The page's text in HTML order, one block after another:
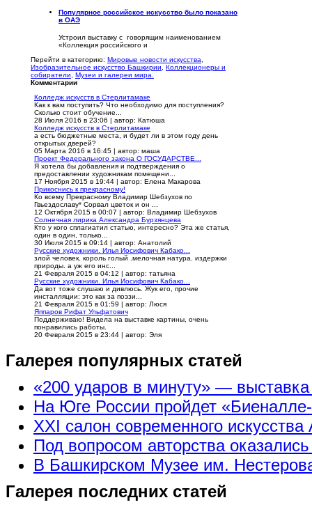
Популярное российское искусство было показано
в ОАЭ
Устроил выставку с говорящим наименованием
«Коллекция российского и
Перейти в категорию: Мировые новости искусства
Изобразительное искусство Башкирии
Коллекционеры и
собиратели
Музеи и галереи мира.
Комментарии
Колледж искусств в Стерлитамаке
Как к вам поступить? Что необходимо для поступления?
Сколько стоит обучение...
28 Июля 2016 в 23:06 | автор: Катюша
Колледж искусств в Стерлитамаке
а есть бюджетные места, и будет ли в этом году день
открытых дверей?
05 Марта 2016 в 16:45 | автор: маша
Проект Федерального закона О ГОСУДАРСТВЕ...
Я хотела бы добавления и подтверждения о
предоставлении художникам помещени...
17 Ноября 2015 в 19:44 | автор: Елена Макарова
Прикоснись к прекрасному!
Ко всему Прекрасному Владимир Шебзухов по
Гвьездославу* Сорвал цветок и он ...
12 Октября 2015 в 00:07 | автор: Владимир Шебзухов
Солнечная лирика Александра Бурзянцева
Кто у кого сплагиатил статью, интересно? Эта же статья,
один в один, только...
30 Июля 2015 в 09:14 | автор: Анатолий
Русские художники. Илья Иосифович Кабако...
злой человек. король голый .мелочная натура. издержки
природы. а уж его инс...
21 Февраля 2015 в 04:12 | автор: татьяна
Русские художники. Илья Иосифович Кабако...
Да вот тоже слушаю и дивлюсь. Жук его, прочие
инсталляции: это как за поэзи...
21 Февраля 2015 в 01:59 | автор: Люся
Яппаров Рифат Ульфатович
Поддерживаю! Видела на выставке картины, очень
понравились работы.
20 Февраля 2015 в 23:44 | автор: Эля
Галерея популярных статей
«200 ударов в минуту» —
На Юге России пройдет
XXI салон современного искусства
Под вопросом авторства
В Башкирском Музее им.
Галерея последних статей